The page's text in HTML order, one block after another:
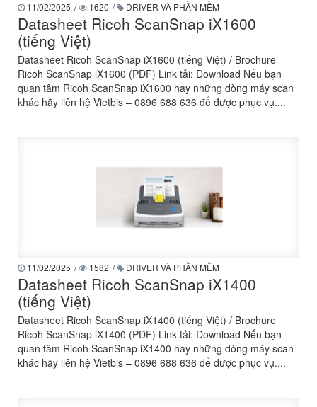
11/02/2025 / 1620 / DRIVER VÀ PHẦN MỀM
Datasheet Ricoh ScanSnap iX1600
(tiếng Việt)
Datasheet Ricoh ScanSnap iX1600 (tiếng Việt) / Brochure
Ricoh ScanSnap iX1600 (PDF) Link tải: Download Nếu bạn
quan tâm Ricoh ScanSnap iX1600 hay những dòng máy scan
khác hãy liên hệ Vietbis – 0896 688 636 để được phục vụ....
11/02/2025 / 1582 / DRIVER VÀ PHẦN MỀM
Datasheet Ricoh ScanSnap iX1400
(tiếng Việt)
Datasheet Ricoh ScanSnap iX1400 (tiếng Việt) / Brochure
Ricoh ScanSnap iX1400 (PDF) Link tải: Download Nếu bạn
quan tâm Ricoh ScanSnap iX1400 hay những dòng máy scan
khác hãy liên hệ Vietbis – 0896 688 636 để được phục vụ....